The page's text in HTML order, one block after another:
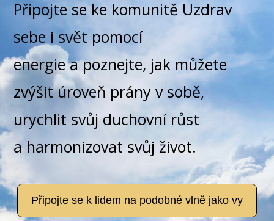
Připojte se ke komunitě Uzdrav
sebe i svět pomocí
energie a poznejte, jak můžete
zvýšit úroveň prány v sobě,
urychlit svůj duchovní růst
a harmonizovat svůj život.
Připojte se k lidem na podobné vlně jako vy